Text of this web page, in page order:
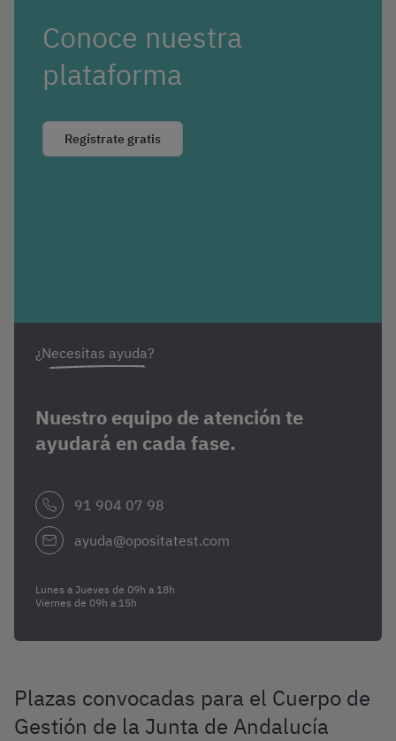
Conoce nuestra
plataforma
Regístrate gratis
¿Necesitas ayuda?
Nuestro equipo de atención te
ayudará en cada fase.
91 904 07 98
ayuda@opositatest.com
Lunes a Jueves de 09h a 18h
Viernes de 09h a 15h
Plazas convocadas para el Cuerpo de
Gestión de la Junta de Andalucía